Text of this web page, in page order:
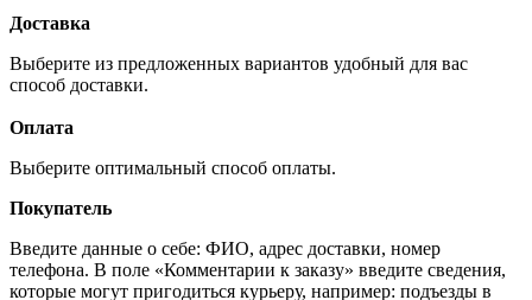
Доставка
Выберите из предложенных вариантов удобный для вас
способ доставки.
Оплата
Выберите оптимальный способ оплаты.
Покупатель
Введите данные о себе: ФИО, адрес доставки, номер
телефона. В поле «Комментарии к заказу» введите сведения,
которые могут пригодиться курьеру, например: подъезды в